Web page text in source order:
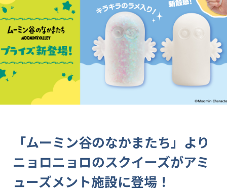
「ムーミン谷のなかまたち」より
ニョロニョロのスクイーズがアミ
ューズメント施設に登場！